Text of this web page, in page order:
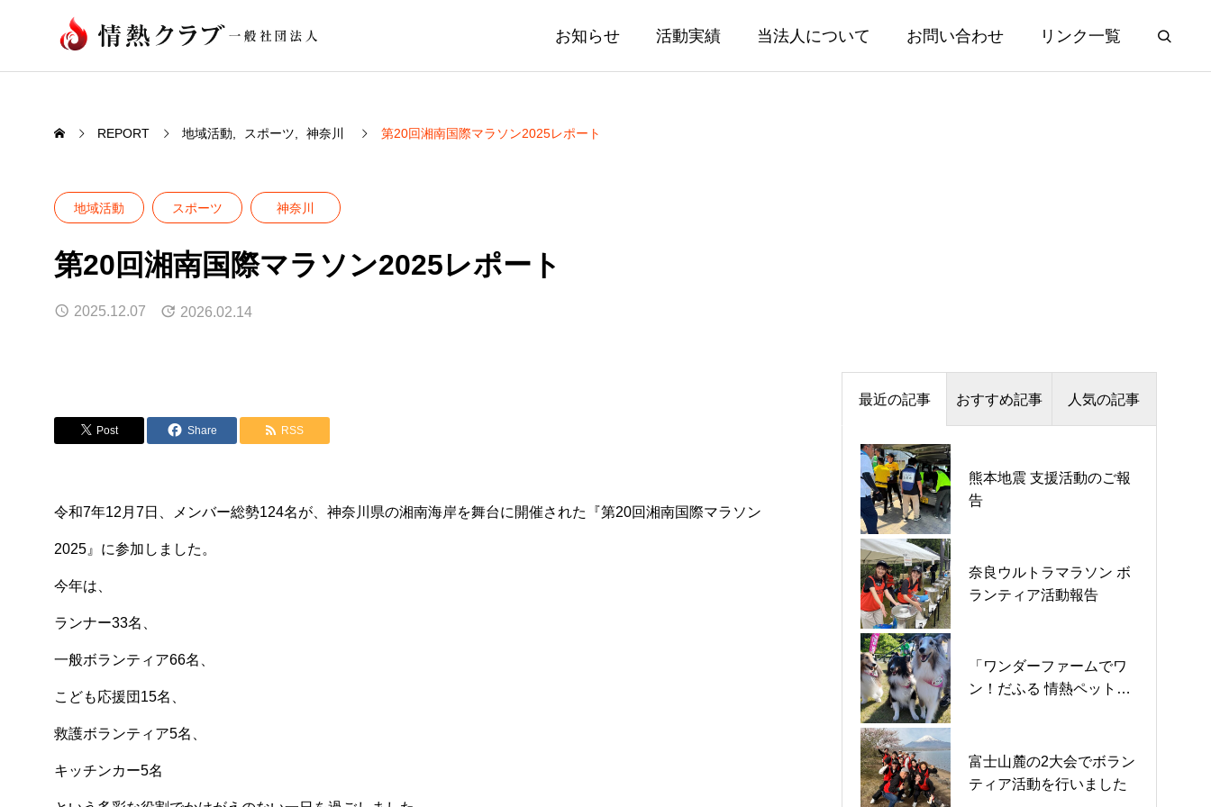
お知らせ 活動実績 当法人について お問い合わせ リンク一覧
REPORT 地域活動 スポーツ 神奈川 第20回湘南国際マラソン2025レポート
地域活動 スポーツ 神奈川
第20回湘南国際マラソン2025レポート
2025.12.07 2026.02.14
Post Share RSS
令和7年12月7日、メンバー総勢124名が、神奈川県の湘南海岸を舞台に開催された『第20回湘南国際マラソン
2025』に参加しました。
今年は、
ランナー33名、
一般ボランティア66名、
こども応援団15名、
救護ボランティア5名、
キッチンカー5名
最近の記事 おすすめ記事 人気の記事
熊本地震 支援活動のご報
告
奈良ウルトラマラソン ボ
ランティア活動報告
「ワンダーファームでワ
ン！だふる 情熱ペット防
富士山麓の2大会でボラン
ティア活動を行いました
「もっと！防災マルシ
ェ」レポート
情熱ナイトマルシェ in 埼
玉戸田 レポート
熊本地域の夏祭り応援レ
ポート
🦖新宿歌舞伎町防災・防
犯フェス🦖レポート
「ワンダーファームでワ
ン！だふる 情熱ペット防
奈良ウルトラマラソン ボ
ランティア活動報告
「もっと！防災マルシ
ェ」レポート
熊本地域の夏祭り応援レ
ポート